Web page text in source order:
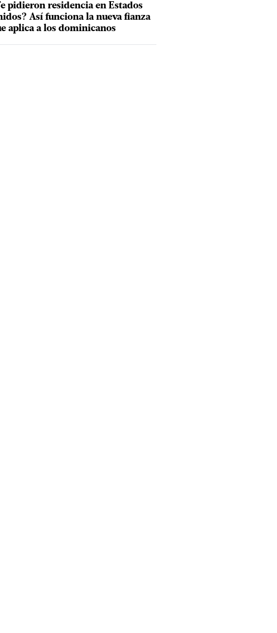
pidieron residencia en Estados
Así funciona la nueva fianza
aplica a los dominicanos